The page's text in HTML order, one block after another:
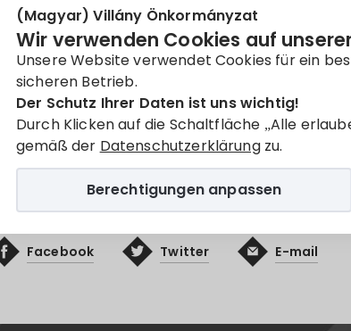
(Magyar) Villány Önkormányzat
Wir verwenden Cookies auf
Unsere Website verwendet Cookies für ein
sicheren Betrieb.
Der Schutz Ihrer Daten ist uns wichtig!
Durch Klicken auf die Schaltfläche „Alle
gemäß der Datenschutzerklärungzu.
Berechtigungen anpassen
25. Nov. 2024
Módosítás TELEPÜLÉSRENDEZÉSI TERV
ist der Eintrag nur aufMagyarverfügbar.
Facebook Twitter E-mail